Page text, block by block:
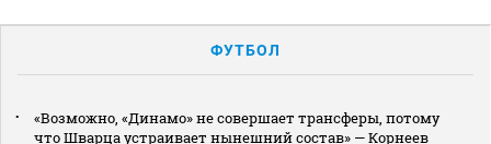
ФУТБОЛ
«Возможно, «Динамо» не совершает трансферы, потому
что Шварца устраивает нынешний состав» — Корнеев